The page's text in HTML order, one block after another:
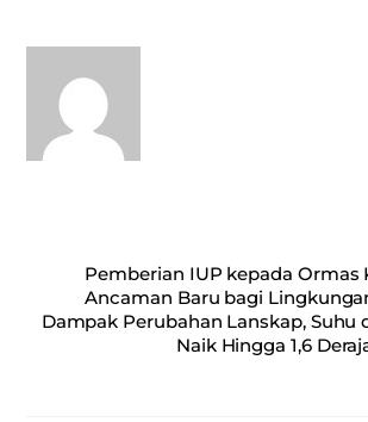
pp
Pemberian IUP kepada Ormas
Ancaman Baru bagi
Dampak Perubahan Lanskap, Suhu
Naik Hingga 1,6